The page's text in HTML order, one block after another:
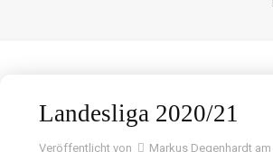
Landesliga 2020/21
Veröffentlicht von Markus Degenhardt am